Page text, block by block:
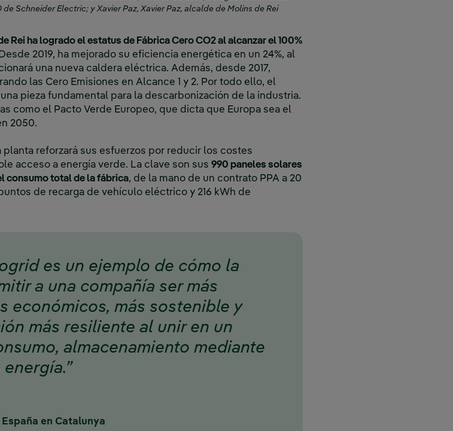
Schneider Electric; y Xavier Paz, Xavier Paz, alcalde de Molins de Rei
Rei ha logrado el estatus de Fábrica Cero CO2 al alcanzar el 100%
2019, ha mejorado su eficiencia energética en un 24%, al
una nueva caldera eléctrica. Además, desde 2017,
las Cero Emisiones en Alcance 1 y 2. Por todo ello, el
pieza fundamental para la descarbonización de la industria.
como el Pacto Verde Europeo, que dicta que Europa sea el
2050.
reforzará sus esfuerzos por reducir los costes
acceso a energía verde. La clave son sus 990 paneles solares
consumo total de la fábrica, de la mano de un contrato PPA a 20
de recarga de vehículo eléctrico y 216 kWh de
es un ejemplo de cómo la
a una compañía ser más
económicos, más sostenible y
más resiliente al unir en un
almacenamiento mediante
en Catalunya